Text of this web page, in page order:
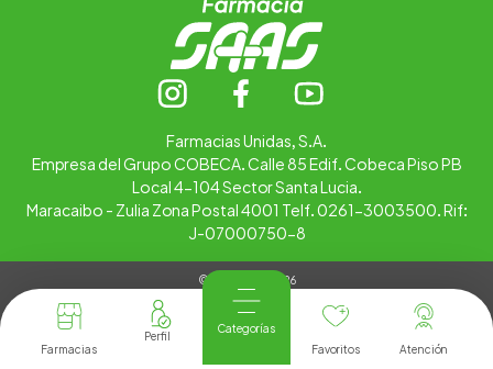
Farmacias
Categorías
Favoritos
Atención
Farmacias Unidas, S.A.
Empresa del Grupo COBECA. Calle 85 Edif. Cobeca Piso PB
Local 4-104 Sector Santa Lucia.
Maracaibo - Zulia Zona Postal 4001 Telf. 0261-3003500. Rif:
J-07000750-8
© Copyright 2026
Tienda Virtual desarrollada por
Tecnología